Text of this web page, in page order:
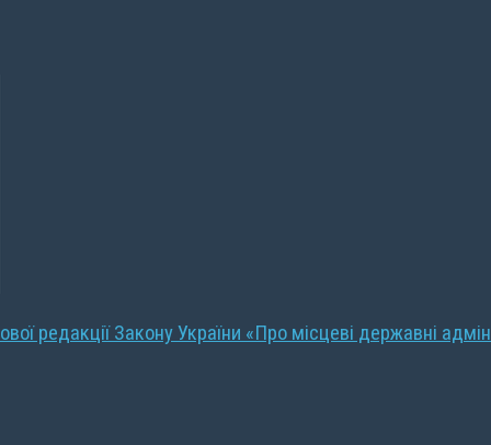
редакції Закону України «Про місцеві державні